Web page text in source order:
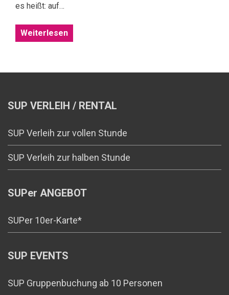
es heißt: auf…
Weiterlesen
SUP VERLEIH / RENTAL
SUP Verleih zur vollen Stunde
SUP Verleih zur halben Stunde
SUPer ANGEBOT
SUPer 10er-Karte*
SUP EVENTS
SUP Gruppenbuchung ab 10 Personen